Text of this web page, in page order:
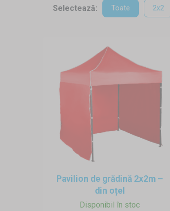
diverse
prietenii, dar
Structura
Structura
pavilioanelor
Alegeți
familie.
Montare,
Asamblarea
câteva
timp posibil,
greutăți cu apă.
Selectează: Toate 2x2
Pavilion de grădină 2x2m –
din oțel
Disponibil în stoc